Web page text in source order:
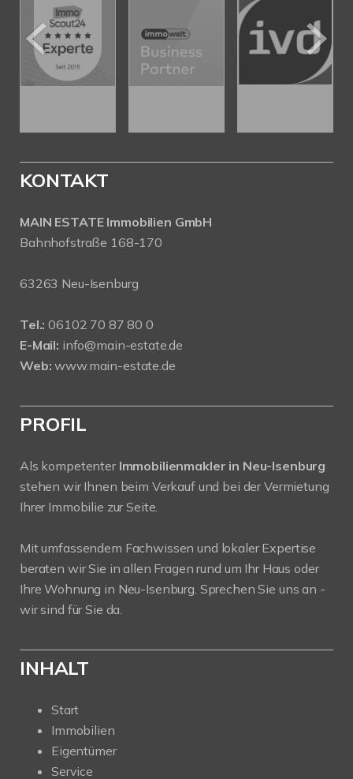
KONTAKT
MAIN ESTATE Immobilien GmbH
Bahnhofstraße 168-170
63263 Neu-Isenburg
Tel.: 06102 70 87 80 0
E-Mail: info@main-estate.de
Web: www.main-estate.de
PROFIL
Als kompetenter Immobilienmakler in Neu-Isenburg
stehen wir Ihnen beim Verkauf und bei der Vermietung
Ihrer Immobilie zur Seite.
Mit umfassendem Fachwissen und lokaler Expertise
beraten wir Sie in allen Fragen rund um Ihr Haus oder
Ihre Wohnung in Neu-Isenburg. Sprechen Sie uns an -
wir sind für Sie da.
INHALT
Start
Immobilien
Eigentümer
Service